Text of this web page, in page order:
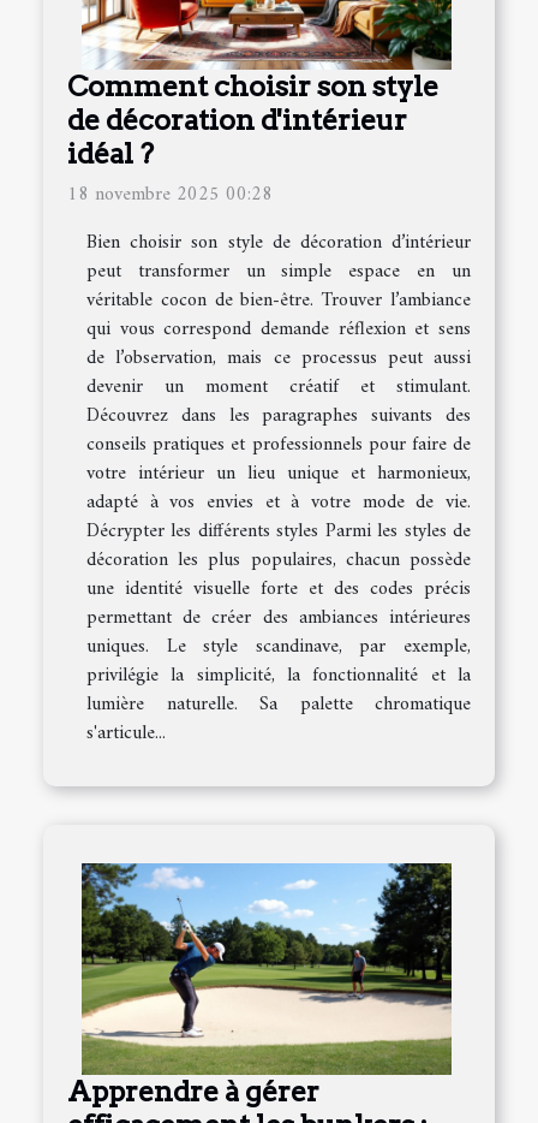
Comment choisir son style
de décoration d'intérieur
idéal ?
18 novembre 2025 00:28
Bien choisir son style de décoration d’intérieur
peut transformer un simple espace en un
véritable cocon de bien-être. Trouver l’ambiance
qui vous correspond demande réflexion et sens
de l’observation, mais ce processus peut aussi
devenir un moment créatif et stimulant.
Découvrez dans les paragraphes suivants des
conseils pratiques et professionnels pour faire de
votre intérieur un lieu unique et harmonieux,
adapté à vos envies et à votre mode de vie.
Décrypter les différents styles Parmi les styles de
décoration les plus populaires, chacun possède
une identité visuelle forte et des codes précis
permettant de créer des ambiances intérieures
uniques. Le style scandinave, par exemple,
privilégie la simplicité, la fonctionnalité et la
lumière naturelle. Sa palette chromatique
s'articule...
Apprendre à gérer